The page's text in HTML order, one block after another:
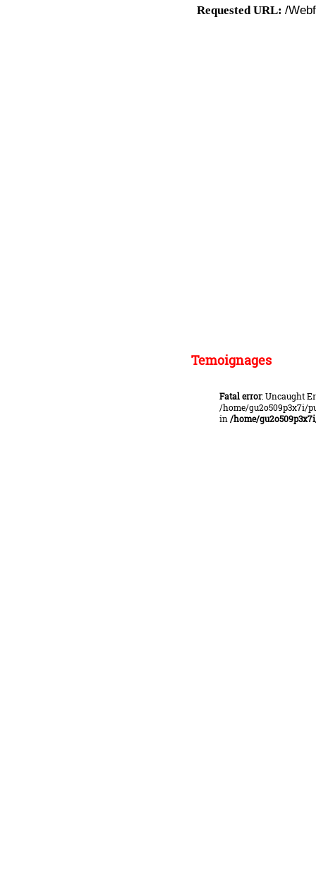
Temoignages
Fatal error: Uncaught
/home/gu2o509p3x7i/
in /home/